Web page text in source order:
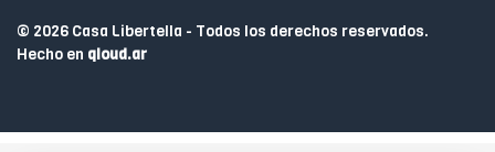
© 2026 Casa Libertella - Todos los derechos reservados.
Hecho en qloud.ar